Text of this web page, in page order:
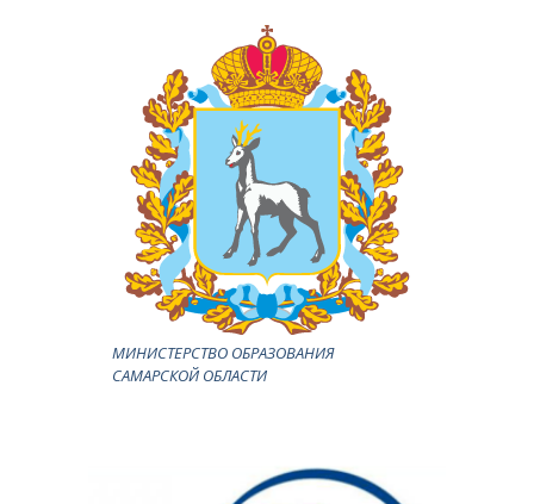
МИНИСТЕРСТВО ОБРАЗОВАНИЯ
САМАРСКОЙ ОБЛАСТИ